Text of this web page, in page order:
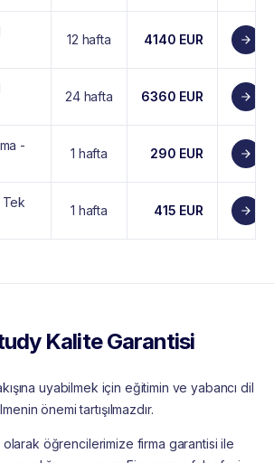
12 hafta 4140 EUR
24 hafta 6360 EUR
-
1 hafta 290 EUR
Tek
1 hafta 415 EUR
Kalite Garantisi
uyabilmek için eğitimin ve yabancı dil
önemi tartışılmazdır.
öğrencilerimize firma garantisi ile